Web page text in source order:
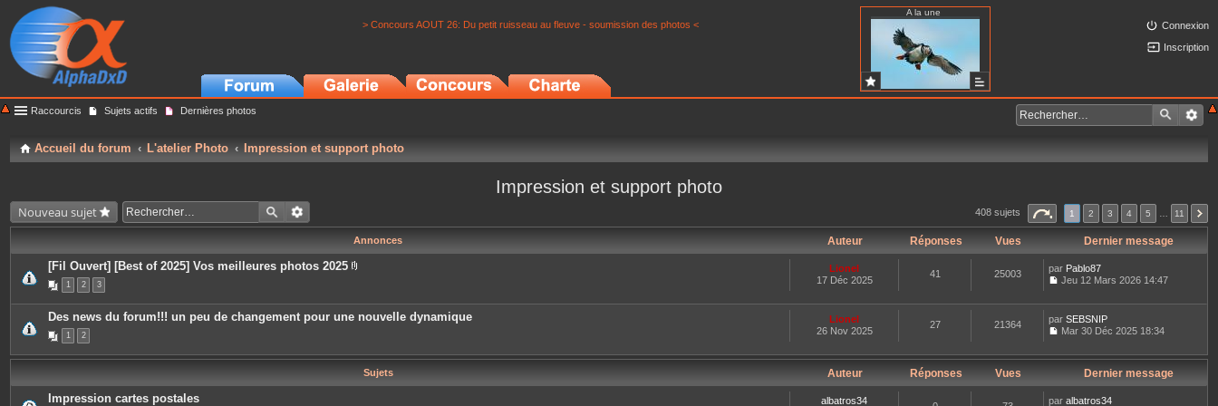
> Concours AOUT 26: Du petit ruisseau au fleuve - soumission des photos <
A la une
Connexion
Inscription
Raccourcis Sujets actifs Dernières photos
Accueil du forum L'atelier Photo Impression et support photo
Impression et support photo
Nouveau sujet 408 sujets 1 2 3 4 5 11
Annonces Auteur Réponses Vues Dernier message
[Fil Ouvert] [Best of 2025] Vos meilleures photos 2025
c
e
i
t
1 2 3
Lionel
17 Déc 2025
41 25003 par Pablo87
s
u
t
Jeu 12 Mars 2026 14:47
Des news du forum!!! un peu de changement pour une nouvelle dynamique
1 2
Lionel
26 Nov 2025
27 21364 par SEBSNIP
n
u
l
Mar 30 Déc 2025 18:34
Sujets Auteur Réponses Vues Dernier message
Impression cartes postales albatros34 par albatros34